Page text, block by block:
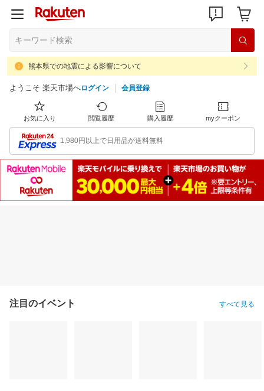
熊本県での地震による影響について
ようこそ 楽天市場へログイン 会員登録
お気に入り 閲覧履歴 購入履歴 myクーポン
1,980円以上で日用品が送料無料
注目のイベント すべて見る